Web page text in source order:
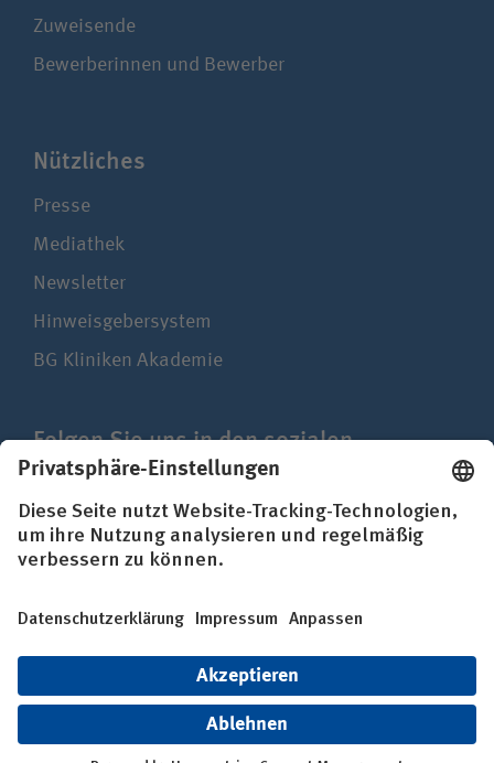
Zuweisende
Bewerberinnen und Bewerber
Nützliches
Presse
Mediathek
Newsletter
Hinweisgebersystem
BG Kliniken Akademie
Folgen Sie uns in den sozialen
Netzwerken
Impressum
Datenschutz
Erklärung zur Barrierefreiheit
© BG Kliniken – Klinikverbund der gesetzlichen